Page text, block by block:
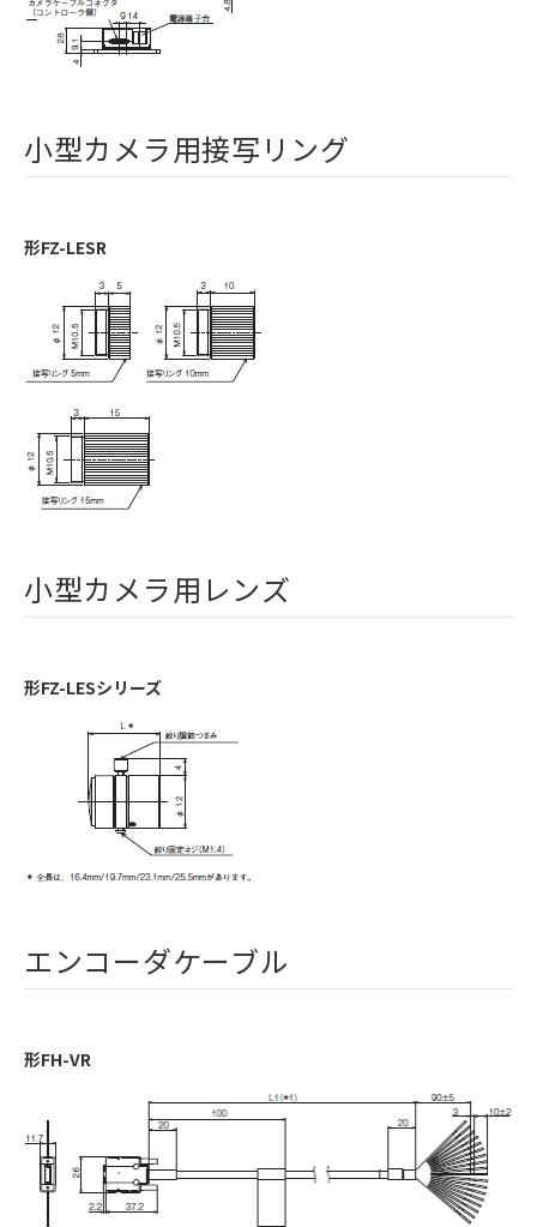
小型カメラ用接写リング
形FZ-LESR
小型カメラ用レンズ
形FZ-LESシリーズ
エンコーダケーブル
形FH-VR